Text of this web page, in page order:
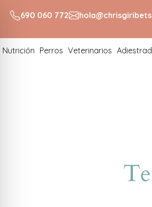
690 060 772
Nutrición Perros Veterinarios